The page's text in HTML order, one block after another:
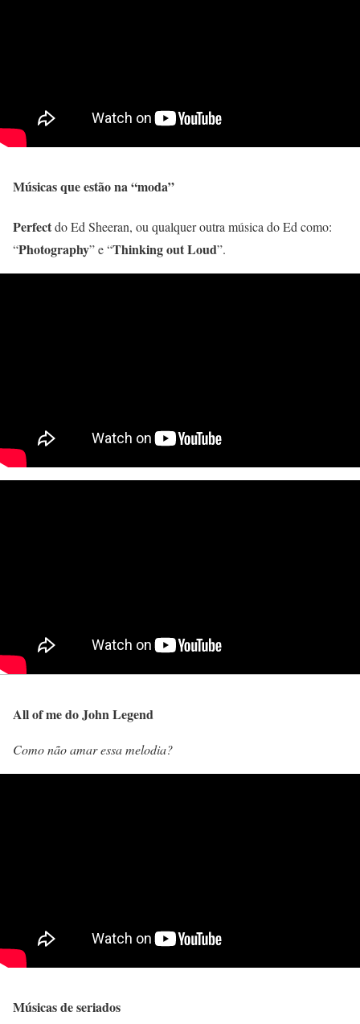
Músicas que estão na “moda”
Perfectdo Ed Sheeran, ou qualquer outra música do Ed como:
“Photography” e “Thinking out Loud”.
All of me do John Legend
Como não amar essa melodia?
Músicas de seriados